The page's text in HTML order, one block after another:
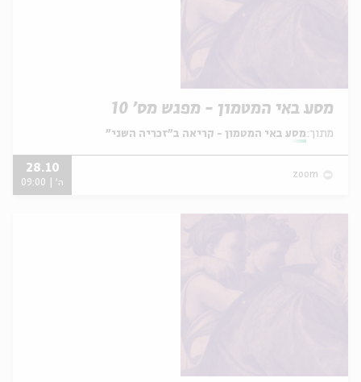
מסע באי המטמון - מפגש מס' 10
מתוך: מסע באי המטמון - קריאה ב"זכריה השני"
zoom
28.10
ה' | 09:00